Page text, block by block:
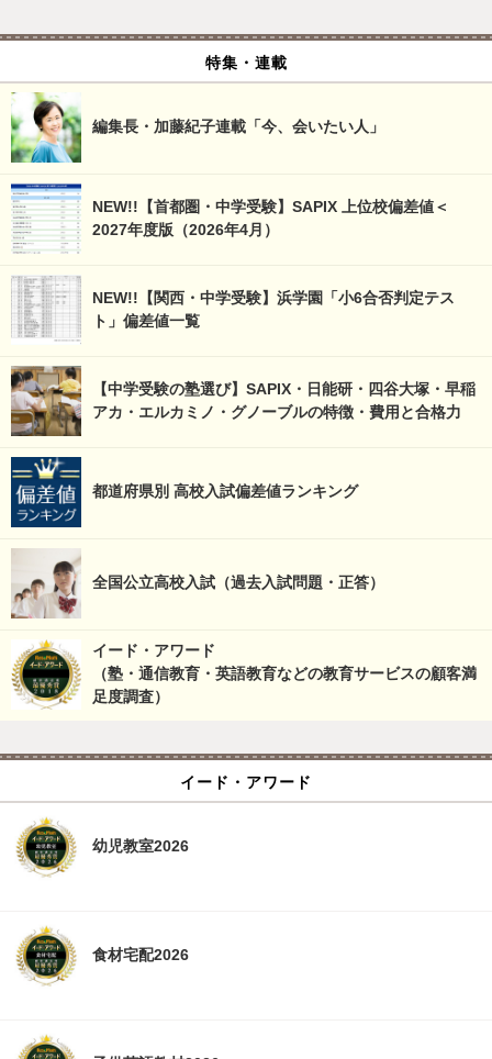
特集・連載
編集長・加藤紀子連載「今、会いたい人」
NEW!!【首都圏・中学受験】SAPIX 上位校偏差値＜
2027年度版（2026年4月）
NEW!!【関西・中学受験】浜学園「小6合否判定テス
ト」偏差値一覧
【中学受験の塾選び】SAPIX・日能研・四谷大塚・早稲
アカ・エルカミノ・グノーブルの特徴・費用と合格力
都道府県別 高校入試偏差値ランキング
全国公立高校入試（過去入試問題・正答）
イード・アワード
（塾・通信教育・英語教育などの教育サービスの顧客満
足度調査）
イード・アワード
幼児教室2026
食材宅配2026